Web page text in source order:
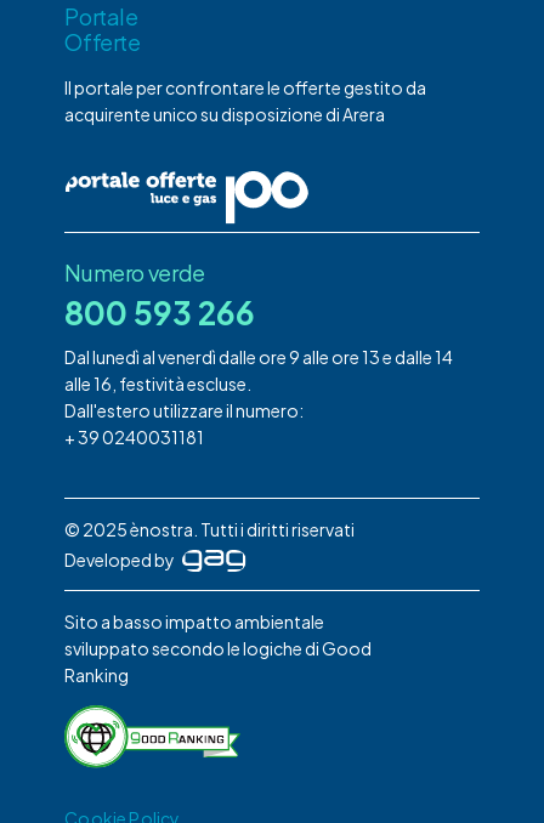
Portale
Offerte
Il portale per confrontare le offerte gestito da
acquirente unico su disposizione di Arera
Numero verde
800 593 266
Dal lunedì al venerdì dalle ore 9 alle ore 13 e dalle 14
alle 16, festività escluse.
Dall'estero utilizzare il numero:
+ 39 0240031181
© 2025 ènostra. Tutti i diritti riservati
Developed by
Sito a basso impatto ambientale
sviluppato secondo le logiche di Good
Ranking
Cookie Policy